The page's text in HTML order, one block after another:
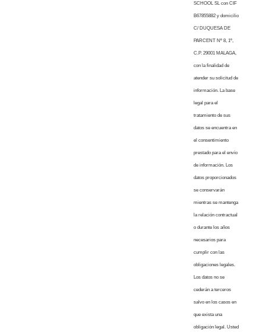
SCHOOL SL con CIF
B67855882 y domicilio
C/ DUQUESA DE
PARCENT Nº 8, 1º,
C.P. 29001 MALAGA,
con la finalidad de
atender su solicitud de
información. La base
legal para el
tratamiento de sus
datos se encuentra en
el consentimiento
prestado para el envío
de información. Los
datos proporcionados
se conservarán
mientras se mantenga
la relación contractual
o durante los años
necesarios para
cumplir con las
obligaciones legales.
Los datos no se
cederán a terceros
salvo en los casos en
que exista una
obligación legal. Usted